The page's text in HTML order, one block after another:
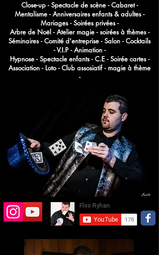
Close-up - Spectacle de scène - Cabaret -
Mentalisme - Anniversaires enfants & adultes -
Mariages - Soirées privées -
Arbre de Noël - Atelier magie - soirées à thèmes -
Séminaires - Comité d'entreprise - Salon - Cocktails
- V.I.P - Animation -
Hypnose - Spectacle enfants - C.E - Soirée cartes -
Association - Loto - Club assosiatif - magie à thème
-